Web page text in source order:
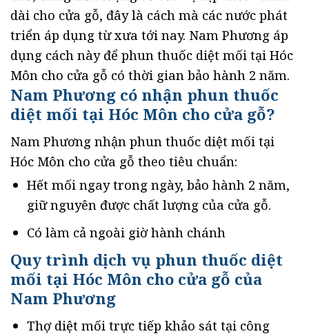
dài cho cửa gỗ, đây là cách mà các nước phát
triển áp dụng từ xưa tới nay. Nam Phương áp
dụng cách này để phun thuốc diệt mối tại Hóc
Môn cho cửa gỗ có thời gian bảo hành 2 năm.
Nam Phương có nhận phun thuốc
diệt mối tại Hóc Môn cho cửa gỗ?
Nam Phương nhận phun thuốc diệt mối tại
Hóc Môn cho cửa gỗ theo tiêu chuẩn:
Hết mối ngay trong ngày, bảo hành 2 năm,
giữ nguyên được chất lượng của cửa gỗ.
Có làm cả ngoài giờ hành chánh
Quy trình dịch vụ phun thuốc diệt
mối tại Hóc Môn cho cửa gỗ của
Nam Phương
Thợ diệt mối trực tiếp khảo sát tại công